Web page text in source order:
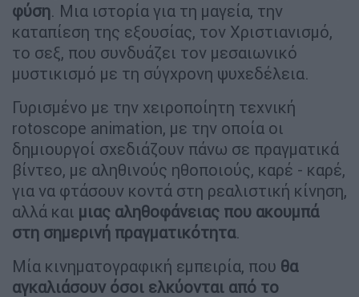
φύση. Μια ιστορία για τη μαγεία, την
καταπίεση της εξουσίας, τον Χριστιανισμό,
το σεξ, που συνδυάζει τον μεσαιωνικό
μυστικισμό με τη σύγχρονη ψυχεδέλεια.
Γυρισμένο με την χειροποίητη τεχνική
rotoscope animation, με την οποία οι
δημιουργοί σχεδιάζουν πάνω σε πραγματικά
βίντεο, με αληθινούς ηθοποιούς, καρέ - καρέ,
για να φτάσουν κοντά στη ρεαλιστική κίνηση,
αλλά και μιας αληθοφάνειας που ακουμπά
στη σημερινή πραγματικότητα.
Μία κινηματογραφική εμπειρία, που θα
αγκαλιάσουν όσοι ελκύονται από το